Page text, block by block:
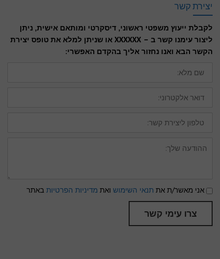
יצירת קשר
לקבלת ייעוץ משפטי ראשוני, דיסקרטי ומותאם אישית, ניתן
ליצור עימנו קשר ב – XXXXXX או שניתן למלא את טופס יצירת
הקשר הבא ואנו נחזור אליך בהקדם האפשרי:
מלא:
אלקטרוני:
ליצירת
שלך:
תנאי
שימוש
ומדיניות
פרטיות
אני מאשר/ת את תנאי השימוש ואת מדיניות הפרטיות באתר
צרו עימי קשר